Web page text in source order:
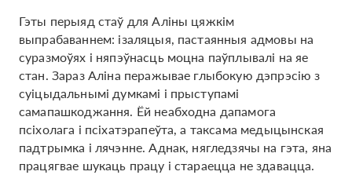
Гэты перыяд стаў для Аліны цяжкім
выпрабаваннем: ізаляцыя, пастаянныя адмовы на
суразмоўях і няпэўнасць моцна паўплывалі на яе
стан. Зараз Аліна перажывае глыбокую дэпрэсію з
суіцыдальнымі думкамі і прыступамі
самапашкоджання. Ёй неабходна дапамога
псіхолага і псіхатэрапеўта, а таксама медыцынская
падтрымка і лячэнне. Аднак, нягледзячы на гэта, яна
працягвае шукаць працу і стараецца не здавацца.